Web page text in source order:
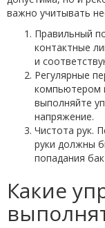
важно учитывать
Правильный
контактные
и
Регулярные
компьютером
выполняйте
напряжение.
Чистота рук.
руки должны
попадания
Какие